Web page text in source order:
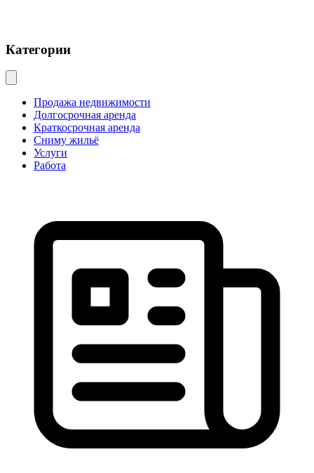
Категории
Продажа недвижимости
Долгосрочная аренда
Краткосрочная аренда
Сниму жильё
Услуги
Работа